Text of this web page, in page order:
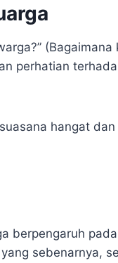
perhatian
hangat
berpengaruh
sebenarnya,